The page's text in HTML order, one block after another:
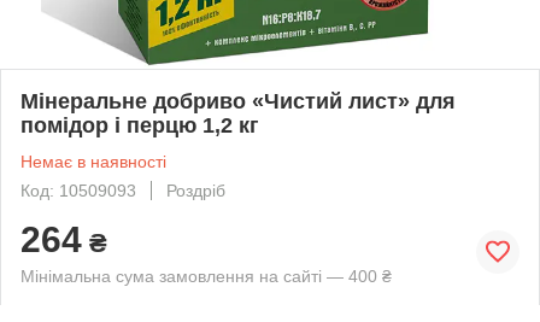
Мінеральне добриво «Чистий лист» для
помідор і перцю 1,2 кг
Немає в наявності
Код: 10509093
Роздріб
264 ₴
Мінімальна сума замовлення на сайті — 400 ₴